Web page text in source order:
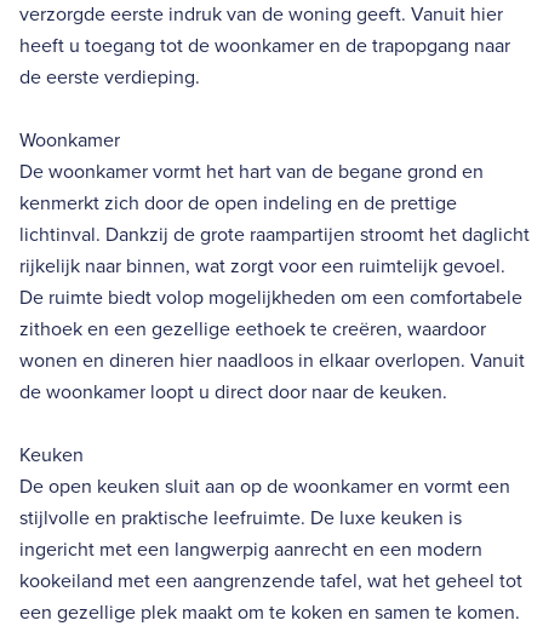
verzorgde eerste indruk van de woning geeft. Vanuit hier
heeft u toegang tot de woonkamer en de trapopgang naar
de eerste verdieping.
Woonkamer
De woonkamer vormt het hart van de begane grond en
kenmerkt zich door de open indeling en de prettige
lichtinval. Dankzij de grote raampartijen stroomt het daglicht
rijkelijk naar binnen, wat zorgt voor een ruimtelijk gevoel.
De ruimte biedt volop mogelijkheden om een comfortabele
zithoek en een gezellige eethoek te creëren, waardoor
wonen en dineren hier naadloos in elkaar overlopen. Vanuit
de woonkamer loopt u direct door naar de keuken.
Keuken
De open keuken sluit aan op de woonkamer en vormt een
stijlvolle en praktische leefruimte. De luxe keuken is
ingericht met een langwerpig aanrecht en een modern
kookeiland met een aangrenzende tafel, wat het geheel tot
een gezellige plek maakt om te koken en samen te komen.